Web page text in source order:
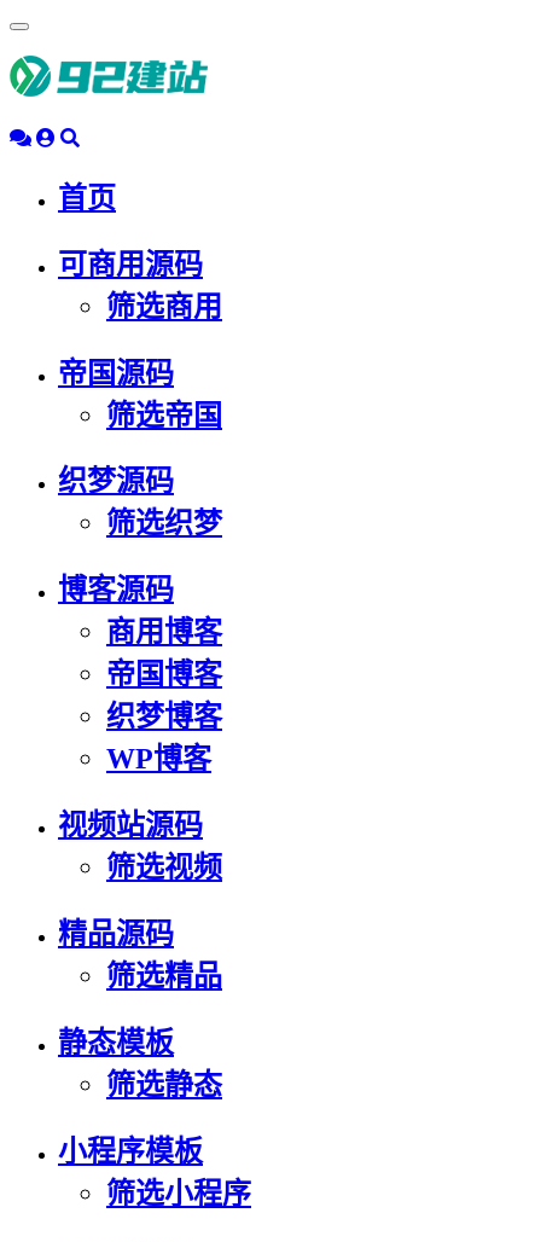
动
导
首页
可商用源码
筛选商用
帝国源码
筛选帝国
织梦源码
筛选织梦
博客源码
商用博客
帝国博客
织梦博客
WP博客
视频站源码
筛选视频
精品源码
筛选精品
静态模板
筛选静态
小程序模板
筛选小程序